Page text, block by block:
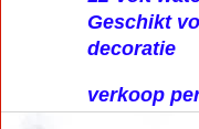
Geschikt
decoratie
verkoop